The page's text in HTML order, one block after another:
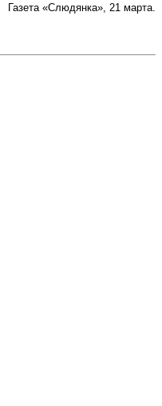
Газета «Слюдянка», 21 марта.